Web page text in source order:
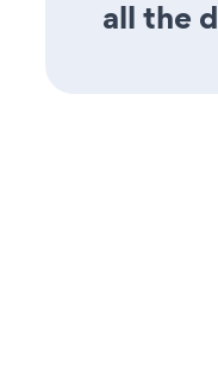
all the